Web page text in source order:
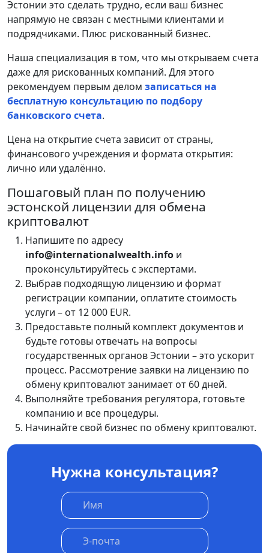
Эстонии это сделать трудно, если ваш бизнес
напрямую не связан с местными клиентами и
подрядчиками. Плюс рискованный бизнес.
Наша специализация в том, что мы открываем счета
даже для рискованных компаний. Для этого
рекомендуем первым делом записаться на
бесплатную консультацию по подбору
банковского счета.
Цена на открытие счета зависит от страны,
финансового учреждения и формата открытия:
лично или удалённо.
Пошаговый план по получению
эстонской лицензии для обмена
криптовалют
Напишите по адресу
info@internationalwealth.info и
проконсультируйтесь с экспертами.
Выбрав подходящую лицензию и формат
регистрации компании, оплатите стоимость
услуги – от 12 000 EUR.
Предоставьте полный комплект документов и
будьте готовы отвечать на вопросы
государственных органов Эстонии – это ускорит
процесс. Рассмотрение заявки на лицензию по
обмену криптовалют занимает от 60 дней.
Выполняйте требования регулятора, готовьте
компанию и все процедуры.
Начинайте свой бизнес по обмену криптовалют.
Нужна консультация?